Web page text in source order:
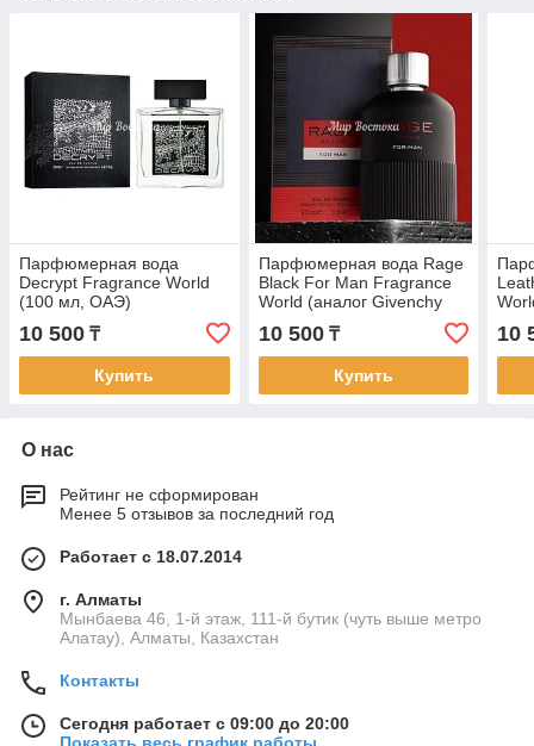
Парфюмерная вода
Decrypt Fragrance World
(100 мл, ОАЭ)
10 500 ₸
Купить
Парфюмерная вода Rage
Black For Man Fragrance
World (аналог Givenchy
Gentleman, 100 мл, ОАЭ)
10 500₸
Купить
10
О нас
Рейтинг не сформирован
Менее 5 отзывов за последний год
Работает с 18.07.2014
г. Алматы
Мынбаева 46, 1-й этаж, 111-й бутик (чуть выше метро
Алатау), Алматы, Казахстан
Контакты
Сегодня работает с 09:00 до 20:00